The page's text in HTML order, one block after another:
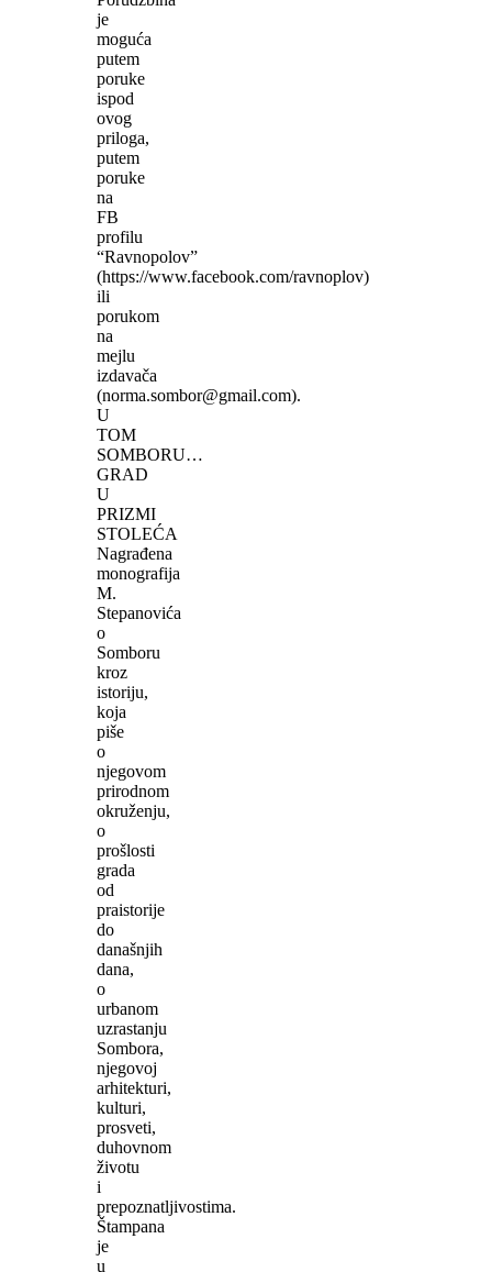
je
moguća
putem
poruke
ispod
ovog
priloga,
putem
poruke
na
FB
profilu
“Ravnopolov”
(https://www.facebook.com/ravnoplov)
ili
porukom
na
mejlu
izdavača
(norma.sombor@gmail.com).
U
TOM
SOMBORU…
GRAD
U
PRIZMI
STOLEĆA
Nagrađena
monografija
M.
Stepanovića
o
Somboru
kroz
istoriju,
koja
piše
o
njegovom
prirodnom
okruženju,
o
prošlosti
grada
od
praistorije
do
današnjih
dana,
o
urbanom
uzrastanju
Sombora,
njegovoj
arhitekturi,
kulturi,
prosveti,
duhovnom
životu
i
prepoznatljivostima.
Štampana
je
u